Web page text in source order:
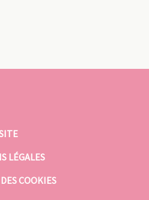
LÉGALES
COOKIES